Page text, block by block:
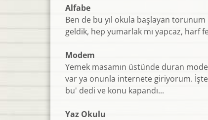
Alfabe
Ben de bu yıl okula başlayan
geldik, hep yumarlak mı yapcaz,
Modem
Yemek masamın üstünde duran
var ya onunla internete giriyorum.
bu' dedi ve konu kapandı...
Yaz Okulu